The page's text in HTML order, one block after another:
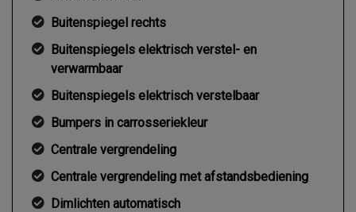
Buitenspiegel rechts
Buitenspiegels elektrisch verstel- en
verwarmbaar
Buitenspiegels elektrisch verstelbaar
Bumpers in carrosseriekleur
Centrale vergrendeling
Centrale vergrendeling met afstandsbediening
Dimlichten automatisch